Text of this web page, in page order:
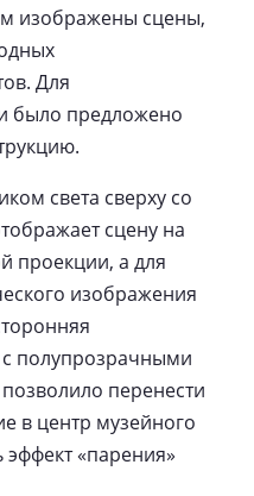
изображены сцены,
Для
было предложено
света сверху со
сцену на
проекции, а для
изображения
полупрозрачными
перенести
в центр музейного
эффект «парения»